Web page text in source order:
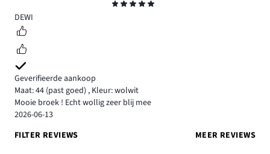
5
DEWI
Geverifieerde aankoop
Maat: 44 (past goed) , Kleur: wolwit
Mooie broek ! Echt wollig zeer blij mee
2026-06-13
FILTER REVIEWS
MEER REVIEWS